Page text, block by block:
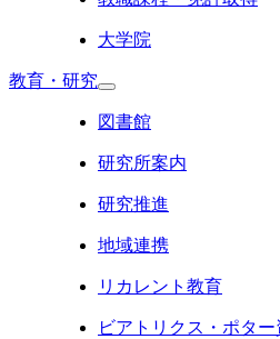
大学院
教育・研究
図書館
研究所案内
研究推進
地域連携
リカレント教育
ビアトリクス・ポタ